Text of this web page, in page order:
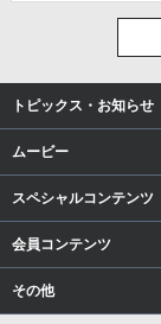
トピックス・お知らせ
ムービー
スペシャルコンテンツ
会員コンテンツ
その他